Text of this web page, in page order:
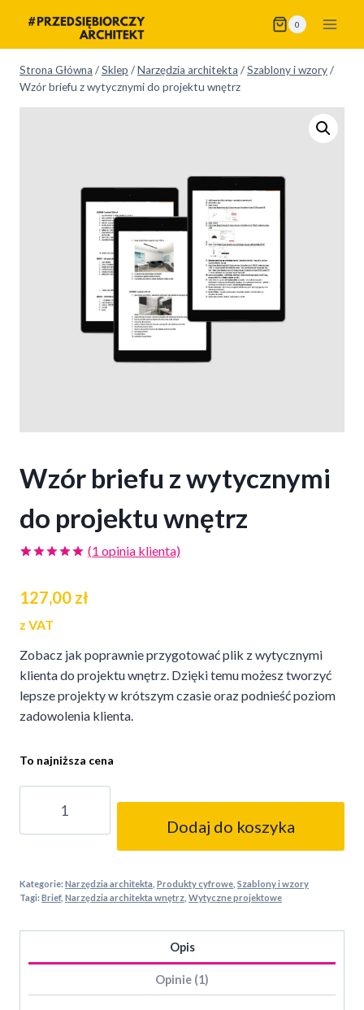
treści
0
Strona Główna /Sklep /Narzędzia architekta /Szablony i wzory/
Wzór briefu z wytycznymi do projektu wnętrz
Wzór briefu z wytycznymi
do projektu wnętrz
na
podstawie
oceny
(1 opinia klienta)
127,00 zł
z VAT
Zobacz jak poprawnie przygotować plik z wytycznymi
klienta do projektu wnętrz. Dzięki temu możesz tworzyć
lepsze projekty w krótszym czasie oraz podnieść poziom
zadowolenia klienta.
To najniższa cena
briefu
wytycznymi
do
Dodaj do koszyka
Kategorie:Narzędzia architekta Produkty cyfrowe Szablony i wzory
Tagi:Brief, Narzędzia architekta wnętrz Wytyczne projektowe
Opis
Opinie (1)